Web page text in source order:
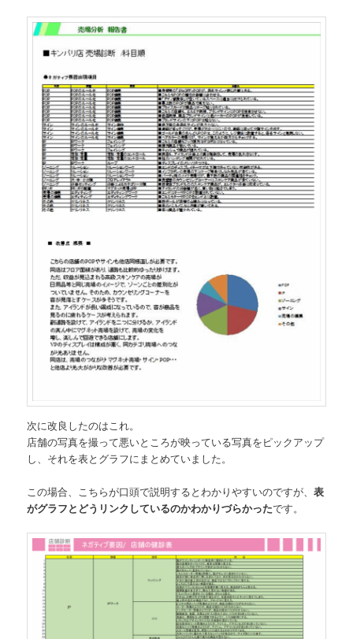
次に改良したのはこれ。
店舗の写真を撮って悪いところが映っている写真をピックアップ
し、それを表とグラフにまとめていました。
この場合、こちらが口頭で説明するとわかりやすいのですが、表
がグラフとどうリンクしているのかわかりづらかったです。